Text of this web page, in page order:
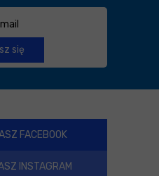
się
FACEBOOK
INSTAGRAM